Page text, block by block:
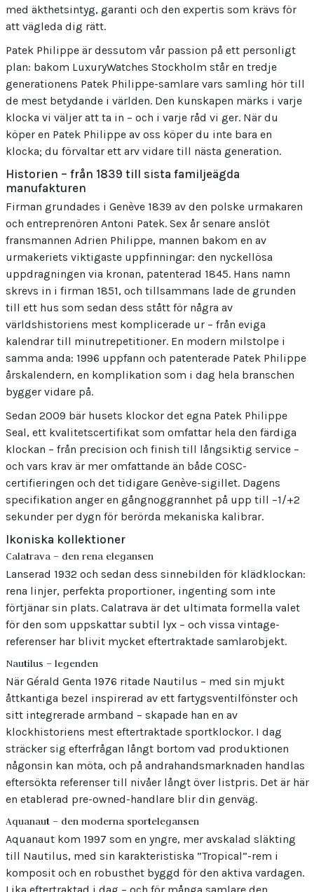
med äkthetsintyg, garanti och den expertis som krävs för
att vägleda dig rätt.
Patek Philippe är dessutom vår passion på ett personligt
plan: bakom LuxuryWatches Stockholm står en tredje
generationens Patek Philippe-samlare vars samling hör till
de mest betydande i världen. Den kunskapen märks i varje
klocka vi väljer att ta in – och i varje råd vi ger. När du
köper en Patek Philippe av oss köper du inte bara en
klocka; du förvaltar ett arv vidare till nästa generation.
Historien – från 1839 till sista familjeägda
manufakturen
Firman grundades i Genève 1839 av den polske urmakaren
och entreprenören Antoni Patek. Sex år senare anslöt
fransmannen Adrien Philippe, mannen bakom en av
urmakeriets viktigaste uppfinningar: den nyckellösa
uppdragningen via kronan, patenterad 1845. Hans namn
skrevs in i firman 1851, och tillsammans lade de grunden
till ett hus som sedan dess stått för några av
världshistoriens mest komplicerade ur – från eviga
kalendrar till minutrepetitioner. En modern milstolpe i
samma anda: 1996 uppfann och patenterade Patek Philippe
årskalendern, en komplikation som i dag hela branschen
bygger vidare på.
Sedan 2009 bär husets klockor det egna Patek Philippe
Seal, ett kvalitetscertifikat som omfattar hela den färdiga
klockan – från precision och finish till långsiktig service –
och vars krav är mer omfattande än både COSC-
certifieringen och det tidigare Genève-sigillet. Dagens
specifikation anger en gångnoggrannhet på upp till −1/+2
sekunder per dygn för berörda mekaniska kalibrar.
Ikoniska kollektioner
Calatrava – den rena elegansen
Lanserad 1932 och sedan dess sinnebilden för klädklockan:
rena linjer, perfekta proportioner, ingenting som inte
förtjänar sin plats. Calatrava är det ultimata formella valet
för den som uppskattar subtil lyx – och vissa vintage-
referenser har blivit mycket eftertraktade samlarobjekt.
Nautilus – legenden
När Gérald Genta 1976 ritade Nautilus – med sin mjukt
åttkantiga bezel inspirerad av ett fartygsventilfönster och
sitt integrerade armband – skapade han en av
klockhistoriens mest eftertraktade sportklockor. I dag
sträcker sig efterfrågan långt bortom vad produktionen
någonsin kan möta, och på andrahandsmarknaden handlas
eftersökta referenser till nivåer långt över listpris. Det är här
en etablerad pre-owned-handlare blir din genväg.
Aquanaut – den moderna sportelegansen
Aquanaut kom 1997 som en yngre, mer avskalad släkting
till Nautilus, med sin karakteristiska ”Tropical”-rem i
komposit och en robusthet byggd för den aktiva vardagen.